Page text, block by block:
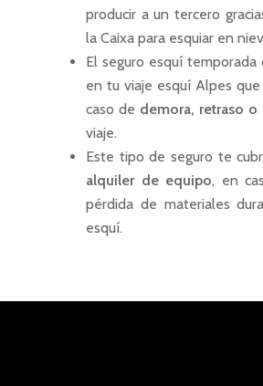
producir a un tercero
la Caixa para esquiar en
El seguro esquí temporada
en tu viaje esquí Alpes
caso de demora, retraso o
viaje.
Este tipo de seguro te
alquiler de equipo, en
pérdida de materiales
esquí.